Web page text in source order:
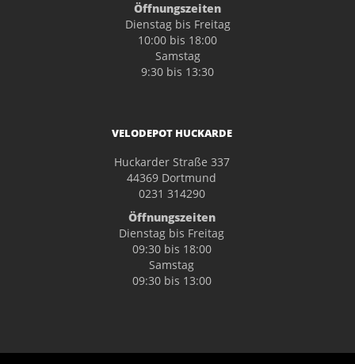
Öffnungszeiten
Dienstag bis Freitag
10:00 bis 18:00
Samstag
9:30 bis 13:30
VELODEPOT HUCKARDE
Huckarder Straße 337
44369 Dortmund
0231 314290
Öffnungszeiten
Dienstag bis Freitag
09:30 bis 18:00
Samstag
09:30 bis 13:00